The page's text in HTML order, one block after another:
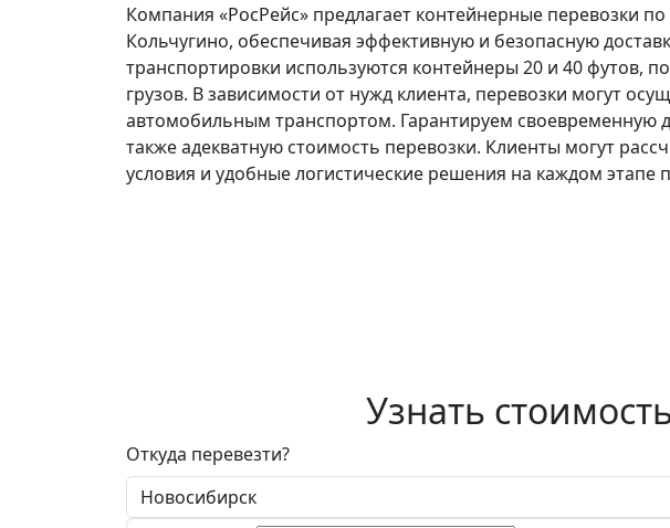
Компания «РосРейс» предлагает контейнерные перевозки
Кольчугино, обеспечивая эффективную и безопасную
транспортировки используются контейнеры 20 и 40 футов,
грузов. В зависимости от нужд клиента, перевозки могут
автомобильным транспортом. Гарантируем своевременную
также адекватную стоимость перевозки. Клиенты могут
условия и удобные логистические решения на каждом этапе
Узнать
Откуда перевезти?